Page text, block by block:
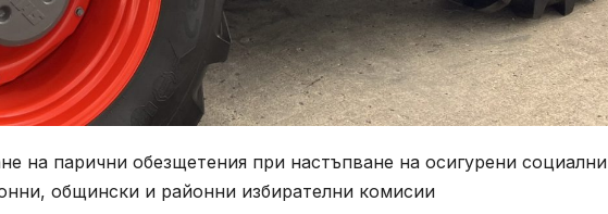
на парични обезщетения при настъпване на осигурени социални
общински и районни избирателни комисии